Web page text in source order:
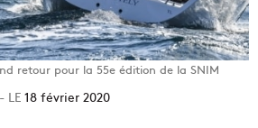
Envoyer18 février 2020